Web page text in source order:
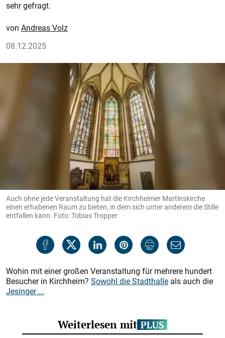
sehr gefragt.
Andreas Volz
08.12.2025
Auch ohne jede Veranstaltung hat die Kirchheimer Martinskirche
einen erhabenen Raum zu bieten, in dem sich unter anderem die Stille
entfallen kann. Foto: Tobias Tropper
Wohin mit einer großen Veranstaltung für mehrere hundert
Besucher in Kirchheim? Sowohl die Stadthalle als auch die
Jesinger ...